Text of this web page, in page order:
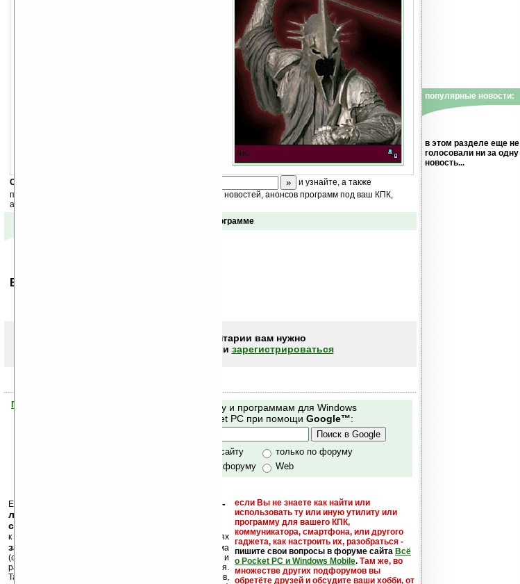
Скоро
и узнайте, а также
получайте ежедневный или еженедельный дайджест новостей, анонсов программ под ваш КПК,
акций сайта на ваш почтовый ящик.
Отзывы о программе
Ваше мнение будет первым.
Чтобы писать комментарии вам нужно
или зарегистрироваться
Помогите Ладошкам стать лучше
Поиск по сайту и программам для Windows
Mobile и Pocket PC при помощи Google™:
только по сайту
только по форуму
по сайту и форуму
Web
Еще раз обращаем внимание, что
кейгены, кряки -
лекарства, серийные номера, ключи и
ссылки на варезные сайты
если Вы не знаете как найти или
использовать ту или иную утилиту или
программу для вашего КПК,
коммуникатора, смартфона, или другого
гаджета, как настроить их, разобраться -
пишите свои вопросы в форуме сайта Всё
о Pocket PC и Windows Mobile. Там же, во
множестве других подфорумов вы
обретёте друзей и обсудите ваши хобби, от
к публикации на нашем сайте в комментариях
запрещены
, как и несанкционированная реклама
(спам). Мы поддерживаем авторов программ и
развитие легального программного обеспечения.
Также мы призываем Вас поддерживать авторов,
популярные новости:
в этом разделе еще не
голосовали ни за одну
новость...